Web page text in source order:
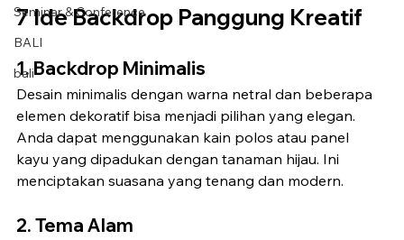
Seminar & Conference
BALI
bali
7 Ide Backdrop Panggung Kreatif
1. Backdrop Minimalis
Desain minimalis dengan warna netral dan beberapa
elemen dekoratif bisa menjadi pilihan yang elegan.
Anda dapat menggunakan kain polos atau panel
kayu yang dipadukan dengan tanaman hijau. Ini
menciptakan suasana yang tenang dan modern.
2. Tema Alam